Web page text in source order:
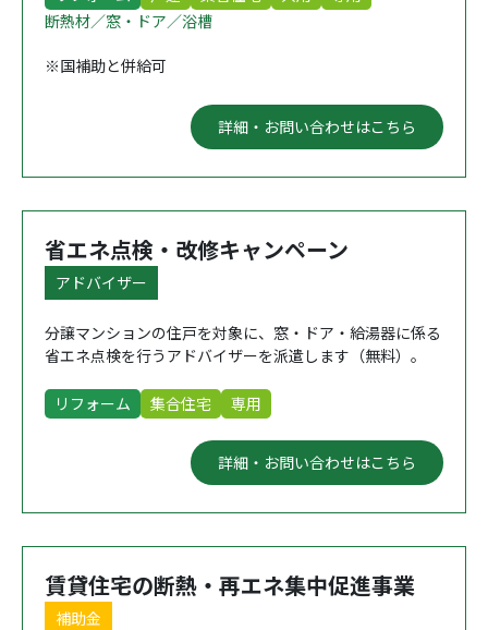
断熱材／窓・ドア／浴槽
※国補助と併給可
詳細・お問い合わせはこちら
省エネ点検・改修キャンペーン
アドバイザー
分譲マンションの住戸を対象に、窓・ドア・給湯器に係る
省エネ点検を行うアドバイザーを派遣します（無料）。
リフォーム 集合住宅 専用
詳細・お問い合わせはこちら
賃貸住宅の断熱・再エネ集中促進事業
補助金